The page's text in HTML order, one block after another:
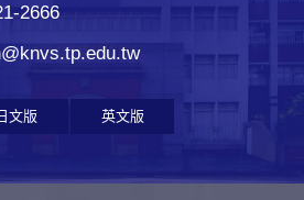
2666
文版 英文版